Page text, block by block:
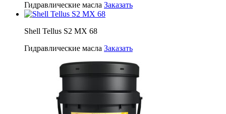
Гидравлические масла Заказать
Shell Tellus S2 MX 68
Гидравлические масла Заказать